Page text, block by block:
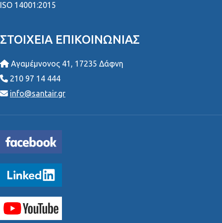
ISO 14001:2015
ΣΤΟΙΧΕΊΑ ΕΠΙΚΟΙΝΩΝΊΑΣ
Αγαμέμνονος 41, 17235 Δάφνη
210 97 14 444
info@santair.gr